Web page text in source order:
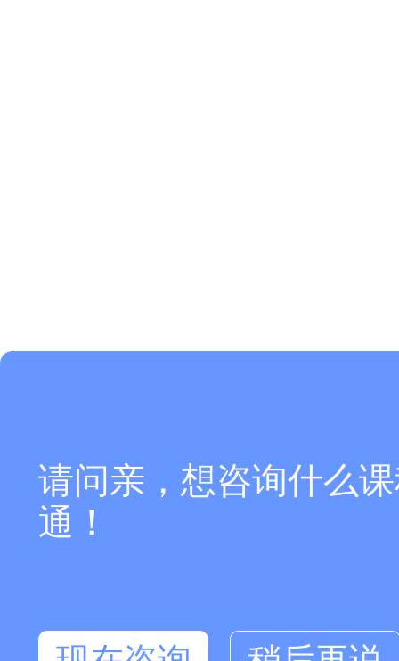
请问亲，想咨询什么
通！